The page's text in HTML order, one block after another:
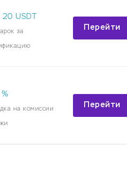
20 USDT
за Перейти
%
на комиссии Перейти